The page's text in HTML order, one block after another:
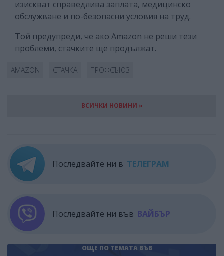
изискват справедлива заплата, медицинско
обслужване и по-безопасни условия на труд.
Той предупреди, че ако Amazon не реши тези
проблеми, стачките ще продължат.
AMAZON СТАЧКА ПРОФСЪЮЗ
ВСИЧКИ НОВИНИ »
Последвайте ни в ТЕЛЕГРАМ
Последвайте ни във ВАЙБЪР
ОЩЕ ПО ТЕМАТА ВЪВ